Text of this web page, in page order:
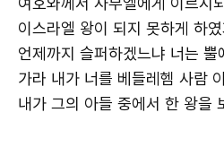
이스라엘 왕이 되지 못하게 하
언제까지 슬퍼하겠느냐 너는
가라 내가 너를 베들레헴 사람
내가 그의 아들 중에서 한 왕을